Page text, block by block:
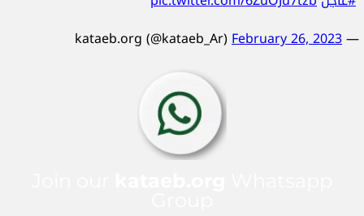
— kataeb.org (@kataeb_Ar)
February 26, 2023